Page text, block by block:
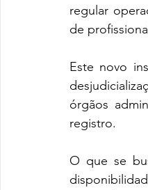
regular
de
Este novo
órgãos
registro.
O que se